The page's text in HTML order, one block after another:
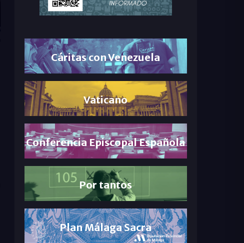
Cáritas con Venezuela
Vaticano
Conferencia Episcopal Española
Por tantos
Plan Málaga Sacra